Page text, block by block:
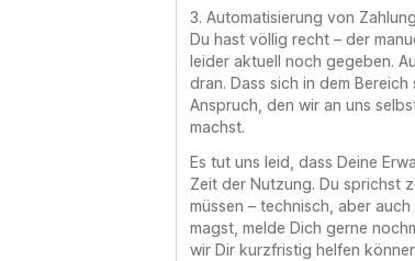
3. Automatisierung von
Du hast völlig recht – der
leider aktuell noch gegeben.
dran. Dass sich in dem
Anspruch, den wir an uns
machst.
Es tut uns leid, dass Deine
Zeit der Nutzung. Du sprichst
müssen – technisch, aber
magst, melde Dich gerne
wir Dir kurzfristig helfen